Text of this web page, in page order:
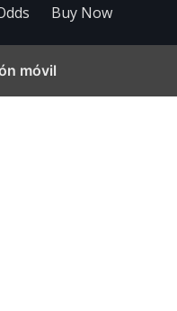
Buy Now
móvil